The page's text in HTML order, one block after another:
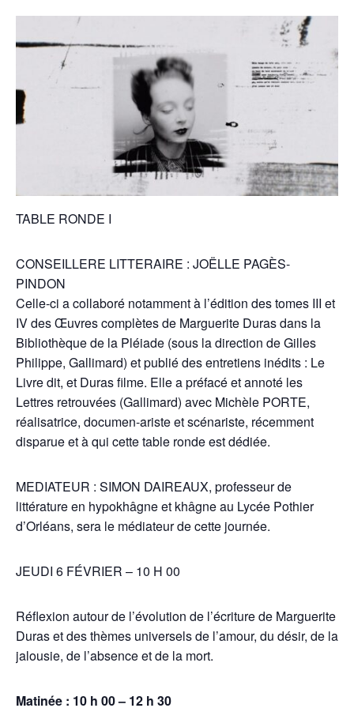
TABLE RONDE I
CONSEILLERE LITTERAIRE : JOËLLE PAGÈS-
PINDON
Celle-ci a collaboré notamment à l’édition des tomes III et
IV des Œuvres complètes de Marguerite Duras dans la
Bibliothèque de la Pléiade (sous la direction de Gilles
Philippe, Gallimard) et publié des entretiens inédits : Le
Livre dit, et Duras filme. Elle a préfacé et annoté les
Lettres retrouvées (Gallimard) avec Michèle PORTE,
réalisatrice, documen-ariste et scénariste, récemment
disparue et à qui cette table ronde est dédiée.
MEDIATEUR : SIMON DAIREAUX, professeur de
littérature en hypokhâgne et khâgne au Lycée Pothier
d’Orléans, sera le médiateur de cette journée.
JEUDI 6 FÉVRIER – 10 H 00
Réflexion autour de l’évolution de l’écriture de Marguerite
Duras et des thèmes universels de l’amour, du désir, de la
jalousie, de l’absence et de la mort.
Matinée : 10 h 00 – 12 h 30